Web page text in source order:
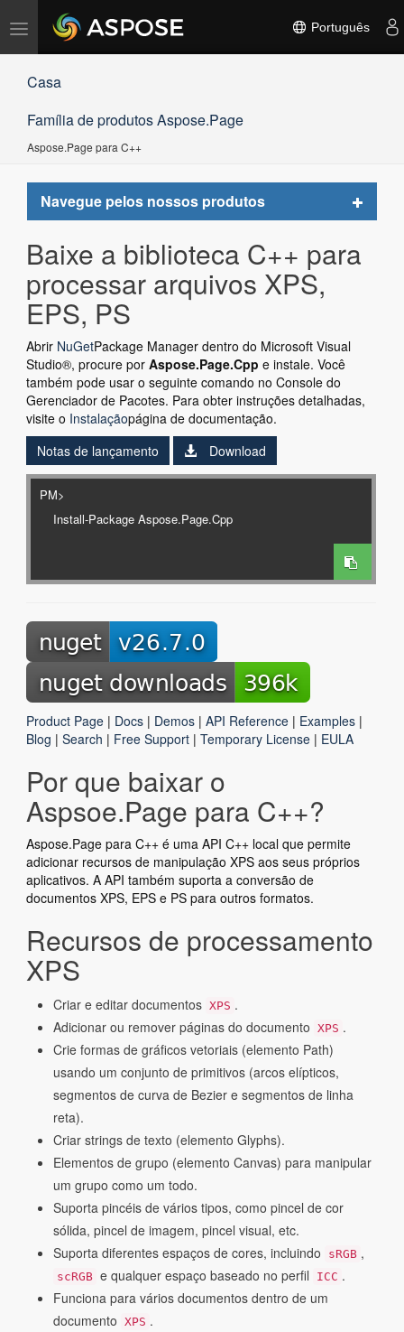
Alternar
navegação
Português
Casa
Família de produtos Aspose.Page
Aspose.Page para C++
Navegue pelos nossos produtos
Toggle
Baixe a biblioteca C++ para
processar arquivos XPS,
EPS, PS
Abrir NuGetPackage Manager dentro do Microsoft Visual
Studio®, procure por Aspose.Page.Cpp e instale. Você
também pode usar o seguinte comando no Console do
Gerenciador de Pacotes. Para obter instruções detalhadas,
visite o Instalaçãopágina de documentação.
Notas de lançamento
Download
PM>
Product Page | Docs | Demos | API Reference | Examples |
Blog | Search | Free Support | Temporary License | EULA
Por que baixar o
Aspsoe.Page para C++?
Aspose.Page para C++ é uma API C++ local que permite
adicionar recursos de manipulação XPS aos seus próprios
aplicativos. A API também suporta a conversão de
documentos XPS, EPS e PS para outros formatos.
Recursos de processamento
XPS
Criar e editar documentos XPS .
Adicionar ou remover páginas do documento XPS .
Crie formas de gráficos vetoriais (elemento Path)
usando um conjunto de primitivos (arcos elípticos,
segmentos de curva de Bezier e segmentos de linha
reta).
Criar strings de texto (elemento Glyphs).
Elementos de grupo (elemento Canvas) para manipular
um grupo como um todo.
Suporta pincéis de vários tipos, como pincel de cor
sólida, pincel de imagem, pincel visual, etc.
Suporta diferentes espaços de cores, incluindo
sRGB ,
scRGB e qualquer espaço baseado no perfil ICC .
Funciona para vários documentos dentro de um
documento XPS .